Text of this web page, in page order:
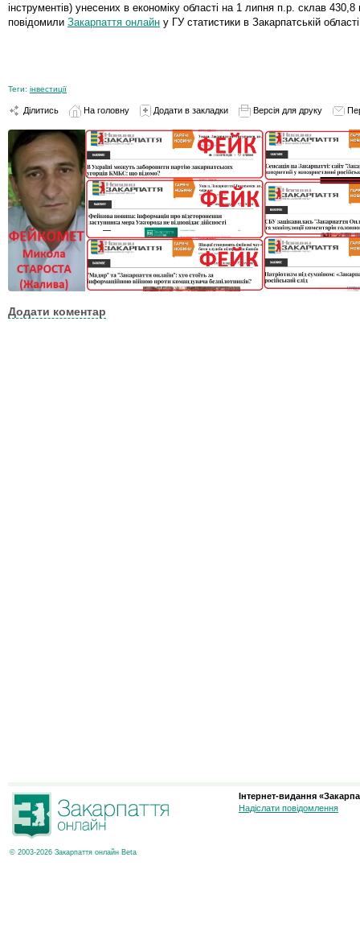
інструментів) унесених в економіку області на 1 липня п.р. склав
повідомили Закарпаття онлайн у ГУ статистики в Закарпатській
Теги: інвестиції
Ділитись На головну Додати в закладки Версія для друку
Додати коментар
© 2003-2026 Закарпаття онлайн Beta
Інтернет-видання
Надіслати повідомлення